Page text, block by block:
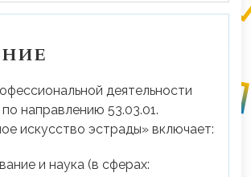
деятельности
направлению 53.03.01.
искусство эстрады» включает:
и наука (в сферах: